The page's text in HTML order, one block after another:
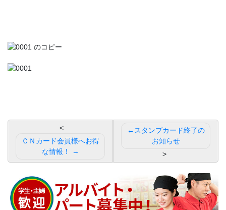
ゲ
ー
スタンプカード終了の
お知らせ
ＣＮカード会員様へお得
な情報！